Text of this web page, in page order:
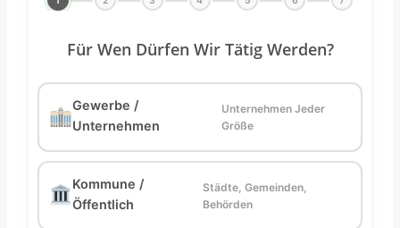
Für Wen Dürfen Wir Tätig Werden?
Gewerbe /
Unternehmen
Unternehmen Jeder
Größe
Kommune /
Öffentlich
Städte, Gemeinden,
Behörden